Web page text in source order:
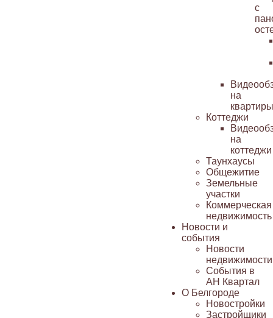
с
на
квартиры
Коттеджи
на
коттеджи
Таунхаусы
Общежитие
Земельные
участки
Коммерческая
недвижимость
Новости и
события
Новости
недвижимости
События в
АН Квартал
О Белгороде
Новостройки
Застройщики